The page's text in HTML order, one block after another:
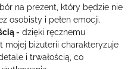
na prezent, który będzie nie
osobisty i pełen emocji.
- dzięki ręcznemu
mojej biżuterii charakteryzuje
i trwałością, co